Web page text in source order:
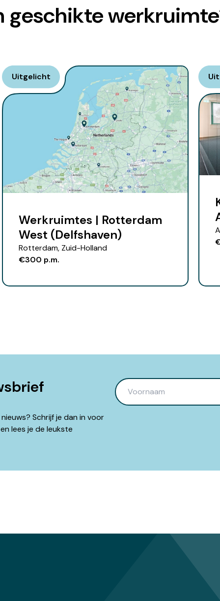
geschikte
Uitgelicht
Werkruimtes | Rotterdam
West (Delfshaven)
Rotterdam, Zuid-Holland
€300 p.m.
Schrijf je dan in voor
lees je de leukste